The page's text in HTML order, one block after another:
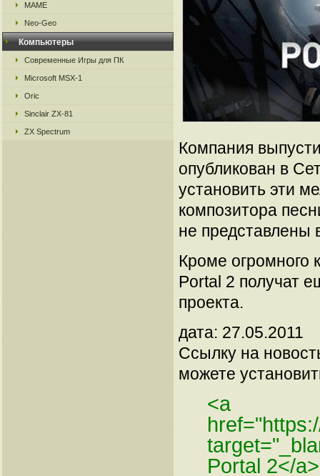
MAME
Neo-Geo
Компьютеры
Современные Игры для ПК
Microsoft MSX-1
Oric
Sinclair ZX-81
ZX Spectrum
Компания
опубликован в
установить эти
композитора
не представлены
Кроме огромного
Portal 2 получат
проекта.
дата: 27.05.2011
Ссылку на
можете
<a
Portal 2</a>